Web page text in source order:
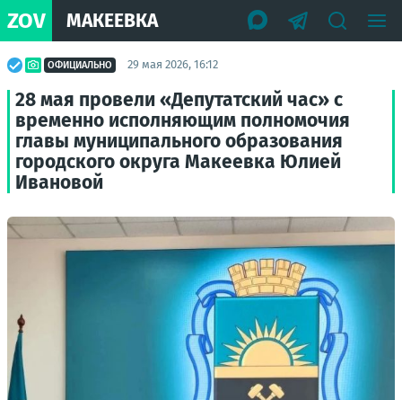
ZOV МАКЕЕВКА
ОФИЦИАЛЬНО 29 мая 2026, 16:12
28 мая провели «Депутатский час» с
временно исполняющим полномочия
главы муниципального образования
городского округа Макеевка Юлией
Ивановой